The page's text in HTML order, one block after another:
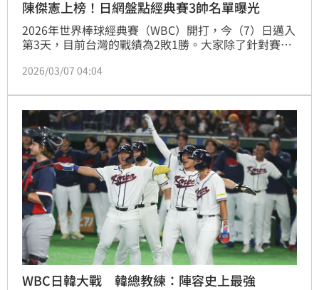
陳傑憲上榜！日網盤點經典賽3帥名單曝光
2026年世界棒球經典賽（WBC）開打，今（7）日邁入
第3天，目前台灣的戰績為2敗1勝。大家除了針對賽事
典賽的3帥，對他們的顏值給出高評價。其中，台灣隊
2026/03/07 04:04
WBC日韓大戰 韓總教練：陣容史上最強